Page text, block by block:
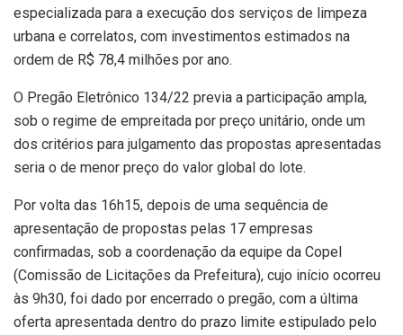
especializada para a execução dos serviços de limpeza
urbana e correlatos, com investimentos estimados na
ordem de R$ 78,4 milhões por ano.
O Pregão Eletrônico 134/22 previa a participação ampla,
sob o regime de empreitada por preço unitário, onde um
dos critérios para julgamento das propostas apresentadas
seria o de menor preço do valor global do lote.
Por volta das 16h15, depois de uma sequência de
apresentação de propostas pelas 17 empresas
confirmadas, sob a coordenação da equipe da Copel
(Comissão de Licitações da Prefeitura), cujo início ocorreu
às 9h30, foi dado por encerrado o pregão, com a última
oferta apresentada dentro do prazo limite estipulado pelo